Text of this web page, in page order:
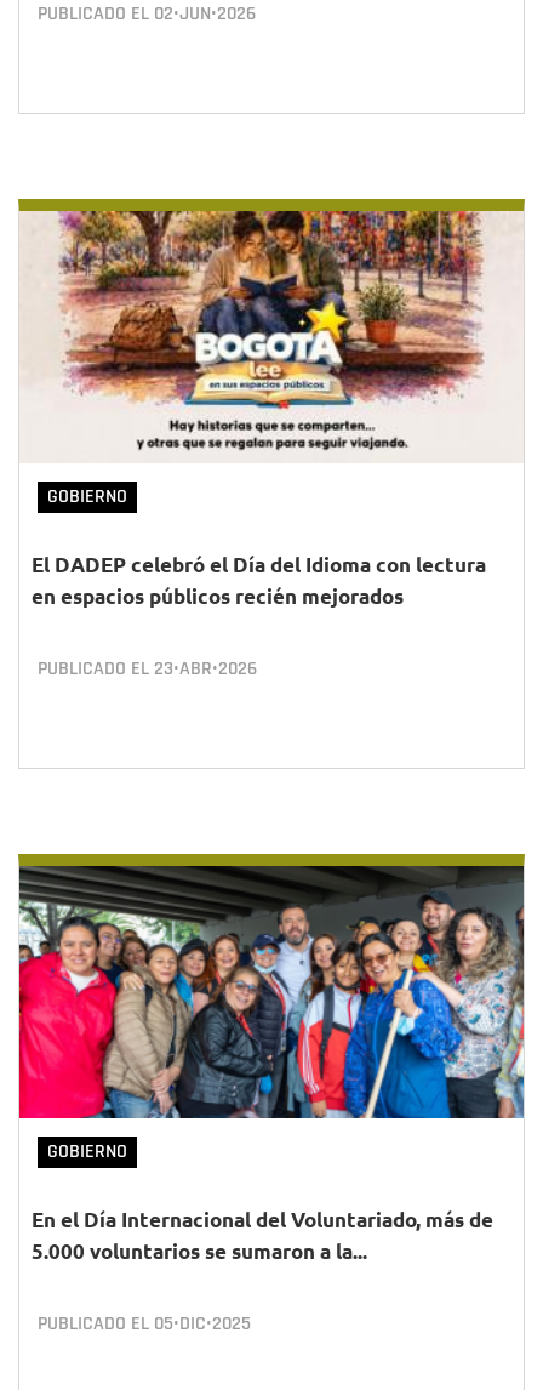
PUBLICADO EL 02•JUN•2026
GOBIERNO
El DADEP celebró el Día del Idioma con lectura
en espacios públicos recién mejorados
PUBLICADO EL 23•ABR•2026
GOBIERNO
En el Día Internacional del Voluntariado, más de
5.000 voluntarios se sumaron a la...
PUBLICADO EL 05•DIC•2025